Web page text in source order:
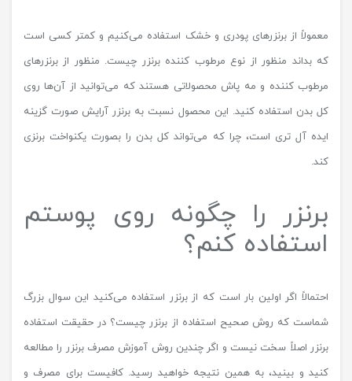
معمولاً از برنزرهای پودری و خشک استفاده می‌کنیم و کمتر کسی است
که بداند منظور از نوع مرطوب کننده برنزر چیست. منظور از برنزرهای
مرطوب کننده و مه پاش محصولاتی هستند که می‌توانید از آن‌ها روی
کل بدن استفاده کنید. این محصول نسبت به برنزر آرایش صورت گزینه
ایده آل تری است، چرا که می‌تواند کل بدن را بصورت یکنواخت برنزی
کند.
برنزر را چگونه روی پوستم
استفاده کنم؟
احتمالاً اگر اولین بار است که از برنزر استفاده می‌کنید این سوال بزرگ
شماست که روش صحیح استفاده از برنزر چیست؟ در حقیقت استفاده
برنزر اصلاً سخت نیست و اگر چندین روش آموزش مصرف برنزر را مطالعه
کنید و بینید، به همین نتیجه خواهید رسید. کافیست برای مصرف و